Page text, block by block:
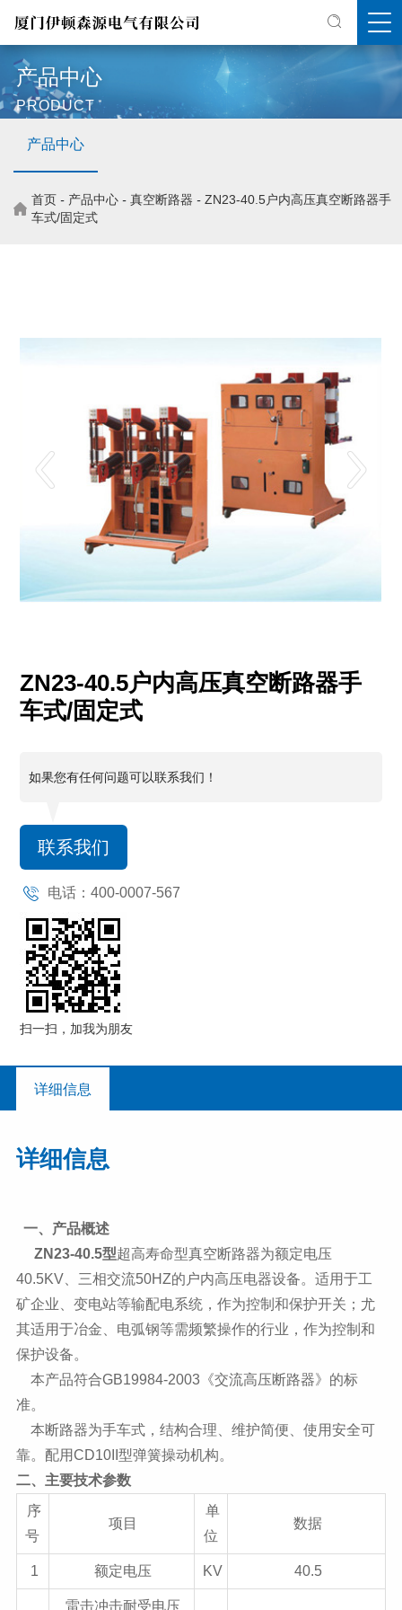
产品中心
PRODUCT
产品中心
首页 - 产品中心 - 真空断路器 - ZN23-40.5户内高压真空断路器手
车式/固定式
ZN23-40.5户内高压真空断路器手
车式/固定式
如果您有任何问题可以联系我们！
联系我们
电话：400-0007-567
扫一扫，加我为朋友
详细信息
详细信息
一、产品概述
ZN23-40.5型超高寿命型真空断路器为额定电压
40.5KV、三相交流50HZ的户内高压电器设备。适用于工
矿企业、变电站等输配电系统，作为控制和保护开关；尤
其适用于冶金、电弧钢等需频繁操作的行业，作为控制和
保护设备。
本产品符合GB19984-2003《交流高压断路器》的标
准。
本断路器为手车式，结构合理、维护简便、使用安全可
靠。配用CD10II型弹簧操动机构。
二、主要技术参数
序
号
项目
单
位
数据
1 额定电压 KV 40.5
雷击冲击耐受电压